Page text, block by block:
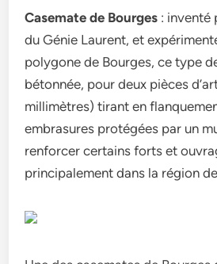
Casemate de Bourges : inventé
du Génie Laurent, et
polygone de Bourges, ce type
bétonnée, pour deux pièces
millimètres) tirant en
embrasures protégées par un
renforcer certains forts et
principalement dans la région